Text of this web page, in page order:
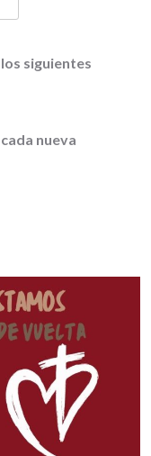
siguientes
nueva